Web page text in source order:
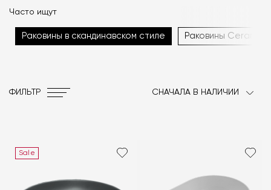
Часто ищут
Раковины
Раковины в скандинавском стиле
ФИЛЬТР СНАЧАЛА В НАЛИЧИИ
Sale